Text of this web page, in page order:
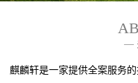
—
麒麟轩是一家提供全案服务